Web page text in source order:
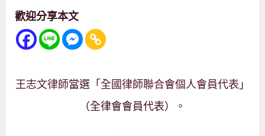
歡迎分享本文
王志文律師當選「全國律師聯合會個人會員代表 」
（全律會會員代表）。